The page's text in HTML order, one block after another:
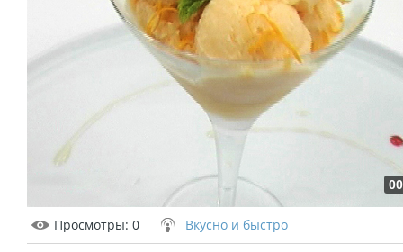
Просмотры: 0 Вкусно и быстро